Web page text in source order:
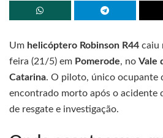
Um helicóptero Robinson R44 caiu
feira (21/5) em Pomerode, no Vale
Catarina. O piloto, único ocupante
encontrado morto após o acidente
de resgate e investigação.